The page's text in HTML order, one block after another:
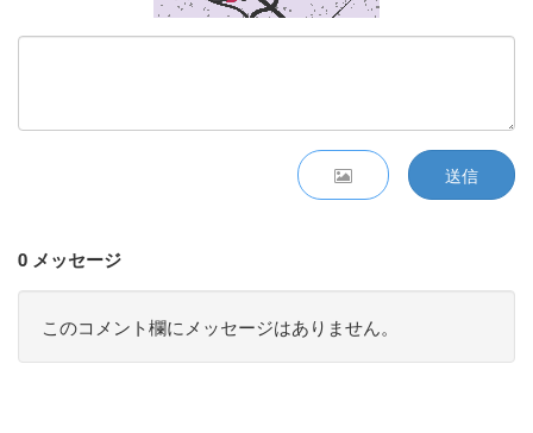
送信
0 メッセージ
このコメント欄にメッセージはありません。